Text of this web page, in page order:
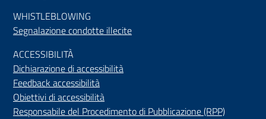
WHISTLEBLOWING
Segnalazione condotte illecite
ACCESSIBILITÀ
Dichiarazione di accessibilità
Feedback accessibilità
Obiettivi di accessibilità
Responsabile del Procedimento di Pubblicazione (RPP)